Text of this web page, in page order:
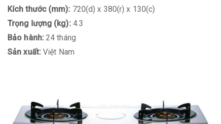
Kích thước (mm): 720(d) x 380(r) x 130(c)
Trọng lượng (kg):4.3
Bảo hành:24 tháng
Sản xuất:Việt Nam